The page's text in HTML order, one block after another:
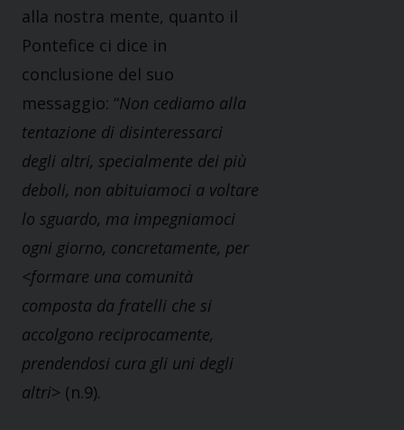
alla nostra mente, quanto il
Pontefice ci dice in
conclusione del suo
messaggio: “Non cediamo alla
tentazione di disinteressarci
degli altri, specialmente dei più
deboli, non abituiamoci a voltare
lo sguardo, ma impegniamoci
ogni giorno, concretamente, per
<formare una comunità
composta da fratelli che si
accolgono reciprocamente,
prendendosi cura gli uni degli
altri> (n.9).